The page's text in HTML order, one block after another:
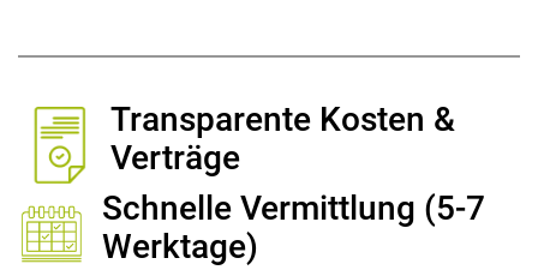
Transparente Kosten &
Verträge
Schnelle Vermittlung (5-7
Werktage)